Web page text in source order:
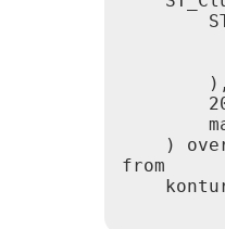
        ),
)
from